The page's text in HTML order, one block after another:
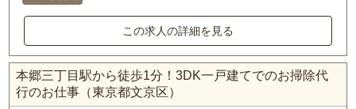
この求人の詳細を見る
本郷三丁目駅から徒歩1分！3DK一戸建てでのお掃除代
行のお仕事（東京都文京区）